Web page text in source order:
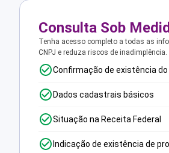
Consulta Sob
Tenha acesso completo a todas as
CNPJ e reduza riscos de inadimplência.
Confirmação de existência do
Dados cadastrais básicos
Situação na Receita Federal
Indicação de existência de